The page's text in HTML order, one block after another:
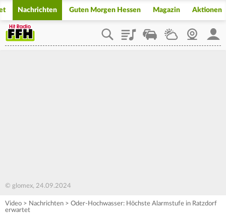
Nachrichten Guten Morgen Hessen Magazin Aktionen
PlaylistStaupilotWetterWebcam
© glomex, 24.09.2024
Video > Nachrichten > Oder-Hochwasser: Höchste Alarmstufe in Ratzdorf
erwartet